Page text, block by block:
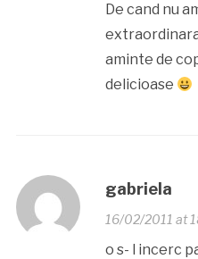
De cand nu
aminte de
delicioase
gabriela
16/02/2011 at
o s- l incerc